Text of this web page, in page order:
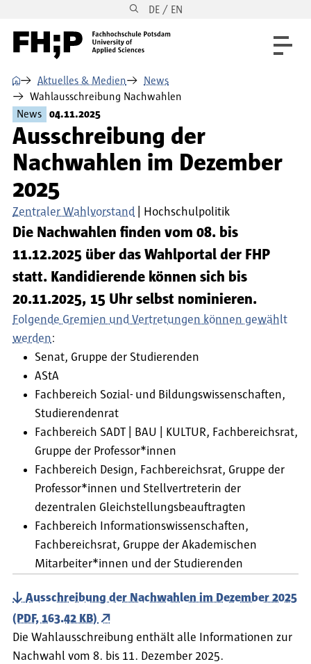
Direkt zur Hauptnavigation DE / EN
⌂ Aktuelles & Medien
News
Wahlausschreibung Nachwahlen
News
04.11.2025
Ausschreibung der
Nachwahlen im Dezember
2025
Zentraler Wahlvorstand Hochschulpolitik
Die Nachwahlen finden vom 08. bis
11.12.2025 über das Wahlportal der FHP
statt. Kandidierende können sich bis
20.11.2025, 15 Uhr selbst nominieren.
Folgende Gremien und Vertretungen können gewählt
werden:
Senat, Gruppe der Studierenden
AStA
Fachbereich Sozial- und Bildungswissenschaften,
Studierendenrat
Fachbereich SADT | BAU | KULTUR, Fachbereichsrat,
Gruppe der Professor*innen
Fachbereich Design, Fachbereichsrat, Gruppe der
Professor*innen und Stellvertreterin der
dezentralen Gleichstellungsbeauftragten
Fachbereich Informationswissenschaften,
Fachbereichsrat, Gruppe der Akademischen
Mitarbeiter*innen und der Studierenden
Ausschreibung der Nachwahlen im Dezember 2025
(PDF, 163.42 KB)
Die Wahlausschreibung enthält alle Informationen zur
Nachwahl vom 8. bis 11. Dezember 2025.